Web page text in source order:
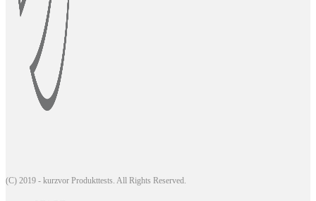
(C) 2019 - kurzvor Produkttests. All Rights Reserved.